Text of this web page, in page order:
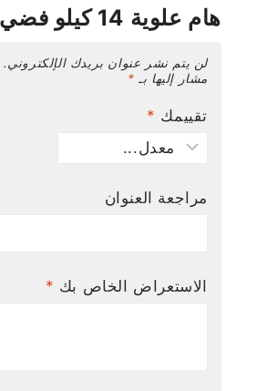
هام علوية 14 كيلو فضي"
لن يتم نشر عنوان بريدك الإلكتروني.
مشار إليها بـ *
تقييمك *
مراجعة العنوان
الاستعراض الخاص بك *